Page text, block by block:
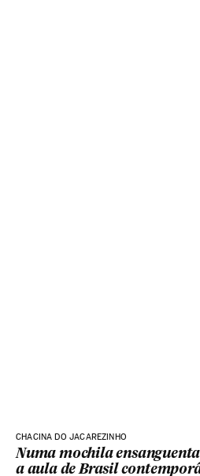
CHACINA DO JACAREZINHO
Numa mochila
a aula de Brasil